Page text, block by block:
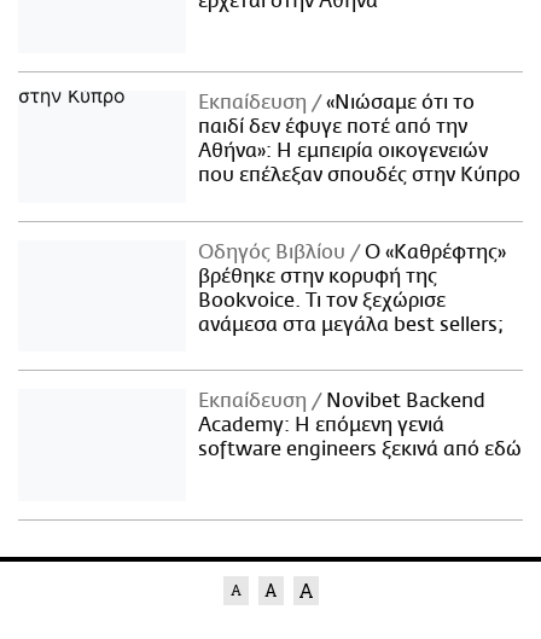
Εκπαίδευση
«Νιώσαμε ότι το
παιδί δεν έφυγε ποτέ από την
Αθήνα»: Η εμπειρία οικογενειών
που επέλεξαν σπουδές στην Κύπρο
Οδηγός Βιβλίου
Ο «Καθρέφτης»
βρέθηκε στην κορυφή της
Bookvoice. Τι τον ξεχώρισε
ανάμεσα στα μεγάλα best sellers;
Εκπαίδευση
Novibet Backend
Academy: Η επόμενη γενιά
software engineers ξεκινά από εδώ